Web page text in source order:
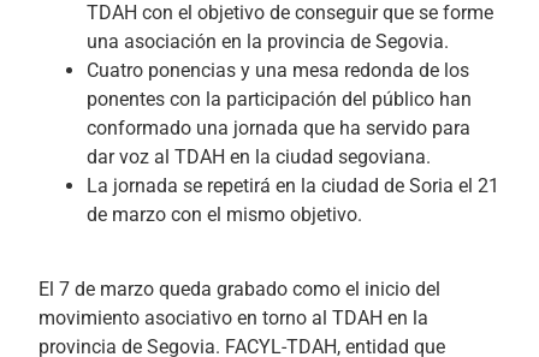
TDAH con el objetivo de conseguir que se forme
una asociación en la provincia de Segovia.
Cuatro ponencias y una mesa redonda de los
ponentes con la participación del público han
conformado una jornada que ha servido para
dar voz al TDAH en la ciudad segoviana.
La jornada se repetirá en la ciudad de Soria el 21
de marzo con el mismo objetivo.
El 7 de marzo queda grabado como el inicio del
movimiento asociativo en torno al TDAH en la
provincia de Segovia. FACYL-TDAH, entidad que